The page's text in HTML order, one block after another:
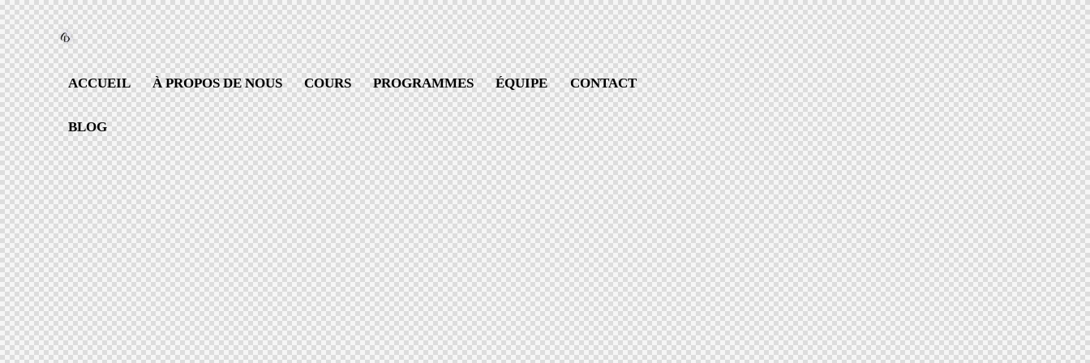
ACCUEIL À PROPOS DE NOUS COURS PROGRAMMES ÉQUIPE CONTACT
BLOG